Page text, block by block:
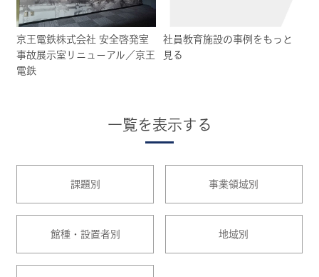
京王電鉄株式会社 安全啓発室
事故展示室リニューアル／京王
電鉄
社員教育施設の事例をもっと
見る
一覧を表示する
課題別 事業領域別
館種・設置者別 地域別